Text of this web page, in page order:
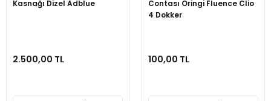
Kasnağı Dizel Adblue
2.500,00 TL
Contası Oringi Fluence Clio
4 Dokker
100,00 TL